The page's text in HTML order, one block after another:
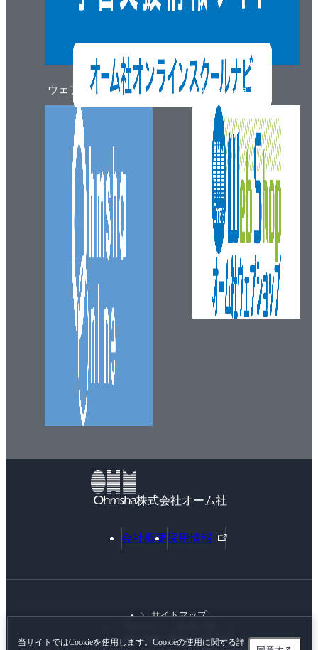
当サイトではCookieを使用します。Cookieの使用に関する詳
ウェブマガジン ウェブショップ
株式会社オーム社
会社概要採用情報
外
部
ン
サイトマップ
個人情報に関する基本方針